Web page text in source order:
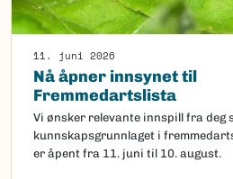
11. juni 2026
Nå åpner innsynet til
Fremmedartslista
Vi ønsker relevante innspill fra deg
kunnskapsgrunnlaget i
er åpent fra 11. juni til 10. august.